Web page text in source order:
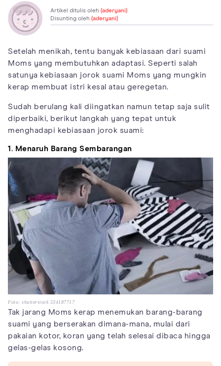
Artikel ditulis oleh (aderyani)
Disunting oleh (aderyani)
Setelah menikah, tentu banyak kebiasaan dari suami
Moms yang membutuhkan adaptasi. Seperti salah
satunya kebiasaan jorok suami Moms yang mungkin
kerap membuat istri kesal atau geregetan.
Sudah berulang kali diingatkan namun tetap saja sulit
diperbaiki, berikut langkah yang tepat untuk
menghadapi kebiasaan jorok suami:
1. Menaruh Barang Sembarangan
Foto: shutterstock 534187717
Tak jarang Moms kerap menemukan barang-barang
suami yang berserakan dimana-mana, mulai dari
pakaian kotor, koran yang telah selesai dibaca hingga
gelas-gelas kosong.